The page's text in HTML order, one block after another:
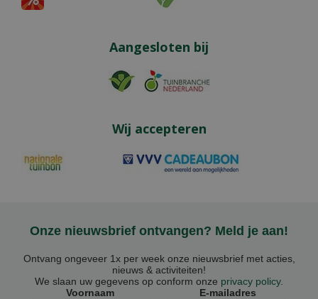
Aangesloten bij
Wij accepteren
Onze nieuwsbrief ontvangen? Meld je aan!
Ontvang ongeveer 1x per week onze nieuwsbrief met acties,
nieuws & activiteiten!
We slaan uw gegevens op conform onze privacy policy.
Voornaam
E-mailadres